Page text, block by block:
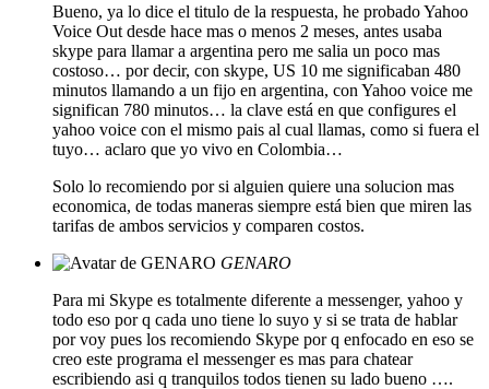
Bueno, ya lo dice el titulo de la respuesta, he probado Yahoo
Voice Out desde hace mas o menos 2 meses, antes usaba
skype para llamar a argentina pero me salia un poco mas
costoso… por decir, con skype, US 10 me significaban 480
minutos llamando a un fijo en argentina, con Yahoo voice me
significan 780 minutos… la clave está en que configures el
yahoo voice con el mismo pais al cual llamas, como si fuera el
tuyo… aclaro que yo vivo en Colombia…
Solo lo recomiendo por si alguien quiere una solucion mas
economica, de todas maneras siempre está bien que miren las
tarifas de ambos servicios y comparen costos.
GENARO
Para mi Skype es totalmente diferente a messenger, yahoo y
todo eso por q cada uno tiene lo suyo y si se trata de hablar
por voy pues los recomiendo Skype por q enfocado en eso se
creo este programa el messenger es mas para chatear
escribiendo asi q tranquilos todos tienen su lado bueno ….